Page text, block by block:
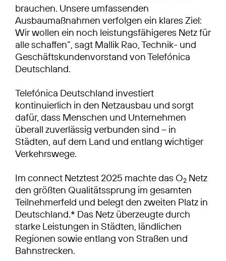
brauchen. Unsere umfassenden
Ausbaumaßnahmen verfolgen ein klares Ziel:
Wir wollen ein noch leistungsfähigeres Netz für
alle schaffen“, sagt Mallik Rao, Technik- und
Geschäftskundenvorstand von Telefónica
Deutschland.
Telefónica Deutschland investiert
kontinuierlich in den Netzausbau und sorgt
dafür, dass Menschen und Unternehmen
überall zuverlässig verbunden sind – in
Städten, auf dem Land und entlang wichtiger
Verkehrswege.
Im connect Netztest 2025 machte das O2 Netz
den größten Qualitätssprung im gesamten
Teilnehmerfeld und belegt den zweiten Platz in
Deutschland.* Das Netz überzeugte durch
starke Leistungen in Städten, ländlichen
Regionen sowie entlang von Straßen und
Bahnstrecken.